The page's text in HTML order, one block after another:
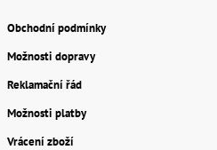
Obchodní podmínky
Možnosti dopravy
Reklamační řád
Možnosti platby
Vrácení zboží